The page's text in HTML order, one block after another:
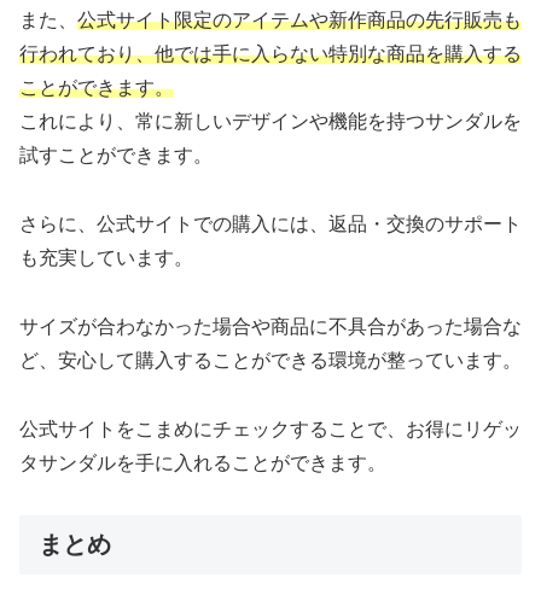
また、 公式サイト限定のアイテムや新作商品の先行販売も
行われており、他では手に入らない特別な商品を購入する
ことができます。
これにより、常に新しいデザインや機能を持つサンダルを
試すことができます。
さらに、公式サイトでの購入には、返品・交換のサポート
も充実しています。
サイズが合わなかった場合や商品に不具合があった場合な
ど、安心して購入することができる環境が整っています。
公式サイトをこまめにチェックすることで、お得にリゲッ
タサンダルを手に入れることができます。
まとめ